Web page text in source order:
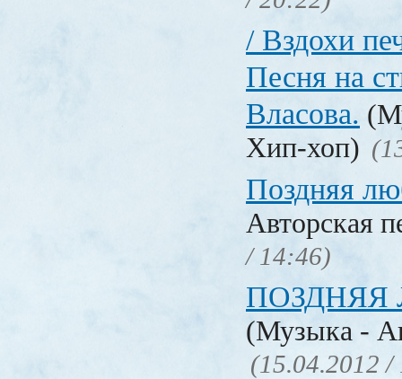
/ Вздохи
Песня на
Власова.
Хип-хоп)
Поздняя
Авторская
/ 14:46)
ПОЗДНЯЯ
(Музыка -
(15.04.2012 /